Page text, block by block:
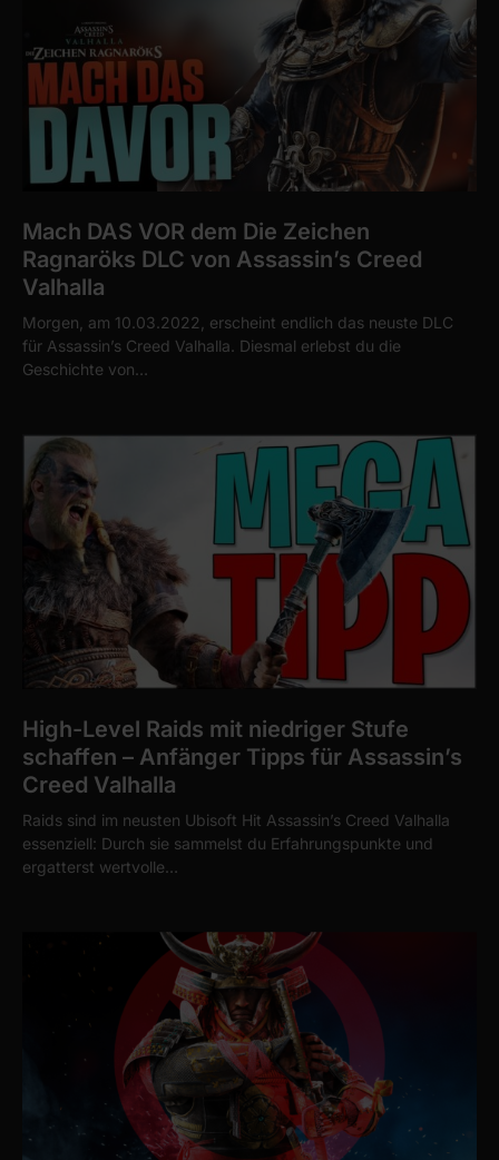
Mach DAS VOR dem Die Zeichen
Ragnaröks DLC von Assassin’s Creed
Valhalla
Morgen, am 10.03.2022, erscheint endlich das neuste DLC
für Assassin’s Creed Valhalla. Diesmal erlebst du die
Geschichte von…
High-Level Raids mit niedriger Stufe
schaffen – Anfänger Tipps für Assassin’s
Creed Valhalla
Raids sind im neusten Ubisoft Hit Assassin’s Creed Valhalla
essenziell: Durch sie sammelst du Erfahrungspunkte und
ergatterst wertvolle…